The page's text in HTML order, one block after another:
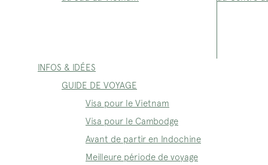
INFOS & IDÉES
GUIDE DE VOYAGE
Visa pour le Vietnam
Visa pour le Cambodge
Avant de partir en Indochine
Meilleure période de voyage